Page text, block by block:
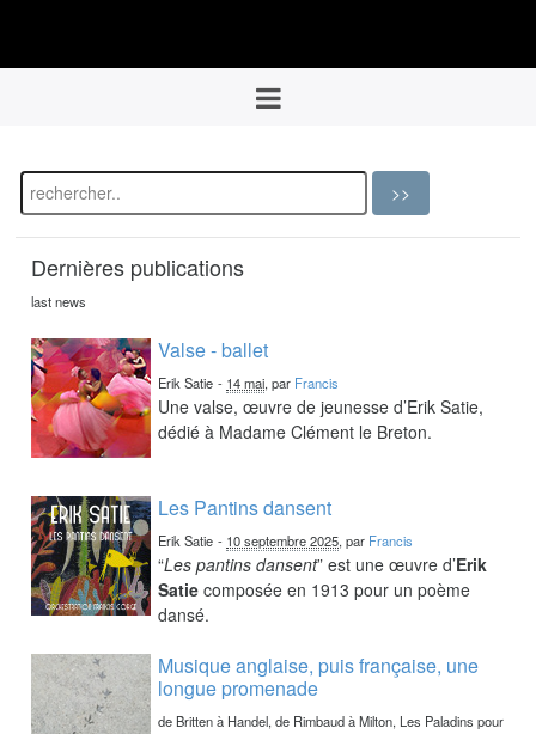
Dernières publications
last news
Valse - ballet
Erik Satie - 14 mai, par Francis
Une valse, œuvre de jeunesse d’Erik Satie,
dédié à Madame Clément le Breton.
Les Pantins dansent
Erik Satie - 10 septembre 2025, par Francis
“Les pantins dansent” est une œuvre d’Erik
Satie composée en 1913 pour un poème
dansé.
Musique anglaise, puis française, une
longue promenade
de Britten à Handel, de Rimbaud à Milton, Les Paladins pour